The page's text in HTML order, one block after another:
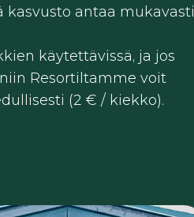
kasvusto antaa mukavasti
käytettävissä, ja jos
Resortiltamme voit
(2 € / kiekko).